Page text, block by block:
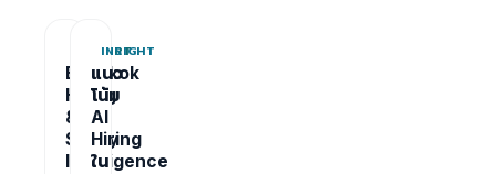
REPORT
Bangkok
Hiring
&
Salary
Intelligence
INSIGHT
แนว
โน้ม
AI
Hiring
ใน